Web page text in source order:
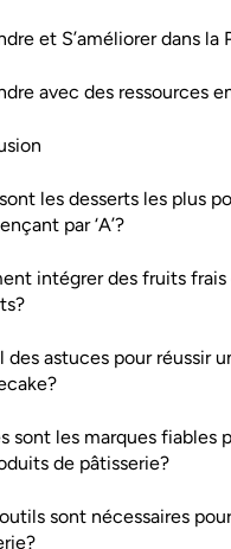
et S’améliorer dans la
avec des ressources
les desserts les plus
par ‘A’?
intégrer des fruits frais
des astuces pour réussir
sont les marques fiables
de pâtisserie?
sont nécessaires